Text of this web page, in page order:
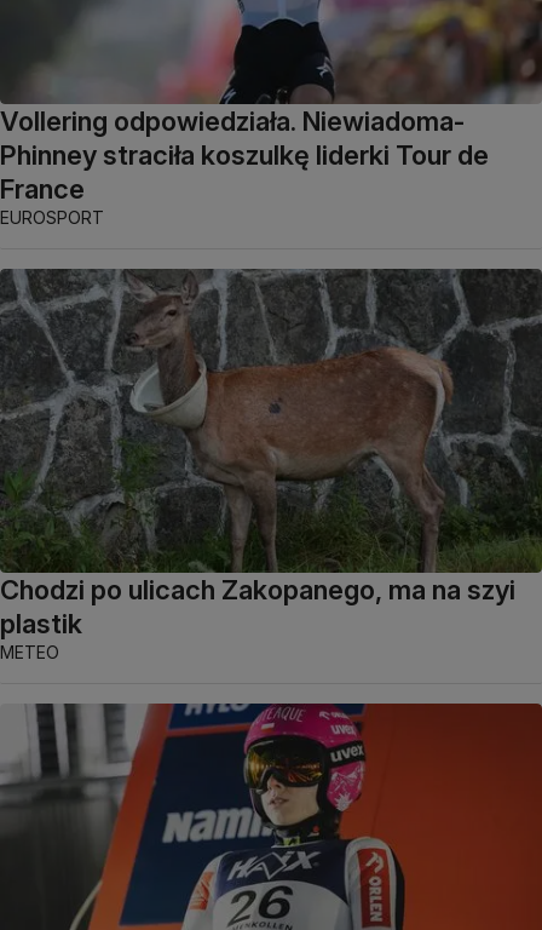
Vollering odpowiedziała. Niewiadoma-
Phinney straciła koszulkę liderki Tour de
France
EUROSPORT
Chodzi po ulicach Zakopanego, ma na szyi
plastik
METEO